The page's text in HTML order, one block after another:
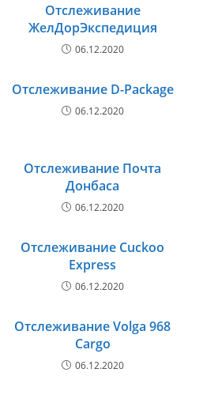
Отслеживание
ЖелДорЭкспедиция
06.12.2020
Отслеживание D-Package
06.12.2020
Отслеживание Почта
Донбаса
06.12.2020
Отслеживание Cuckoo
Express
06.12.2020
Отслеживание Volga 968
Cargo
06.12.2020